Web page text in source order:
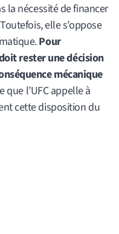
la nécessité de financer
elle s’oppose
Pour
rester une décision
mécanique
que l’UFC appelle à
cette disposition du